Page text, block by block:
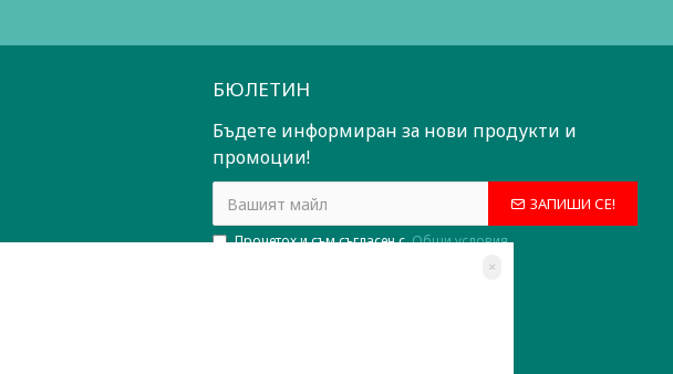
БЮЛЕТИН
Бъдете информиран за нови продукти и
промоции!
ЗАПИШИ СЕ!
Прочетох и съм съгласен сОбщи условия
×